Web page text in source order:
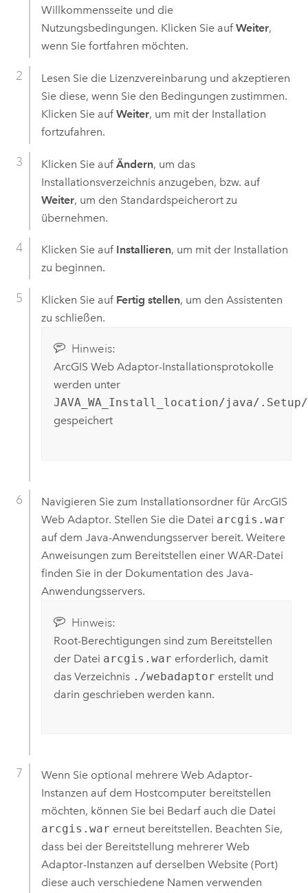
Willkommensseite und die
Nutzungsbedingungen. Klicken Sie auf Weiter,
wenn Sie fortfahren möchten.
Lesen Sie die Lizenzvereinbarung und akzeptieren
Sie diese, wenn Sie den Bedingungen zustimmen.
Klicken Sie auf Weiter, um mit der Installation
fortzufahren.
Klicken Sie auf Ändern, um das
Installationsverzeichnis anzugeben, bzw. auf
Weiter, um den Standardspeicherort zu
übernehmen.
Klicken Sie auf Installieren, um mit der Installation
zu beginnen.
Klicken Sie auf Fertig stellen, um den Assistenten
zu schließen.
Hinweis:
ArcGIS Web Adaptor-Installationsprotokolle
werden unter
JAVA_WA_Install_location/java/
gespeichert
Navigieren Sie zum Installationsordner für ArcGIS
Web Adaptor. Stellen Sie die Datei arcgis.war
auf dem Java-Anwendungsserver bereit. Weitere
Anweisungen zum Bereitstellen einer WAR-Datei
finden Sie in der Dokumentation des Java-
Anwendungsservers.
Hinweis:
Root-Berechtigungen sind zum Bereitstellen
der Datei arcgis.war erforderlich, damit
das Verzeichnis ./webadaptor erstellt und
darin geschrieben werden kann.
Wenn Sie optional mehrere Web Adaptor-
Instanzen auf dem Hostcomputer bereitstellen
möchten, können Sie bei Bedarf auch die Datei
arcgis.war erneut bereitstellen. Beachten Sie,
dass bei der Bereitstellung mehrerer Web
Adaptor-Instanzen auf derselben Website (Port)
diese auch verschiedene Namen verwenden